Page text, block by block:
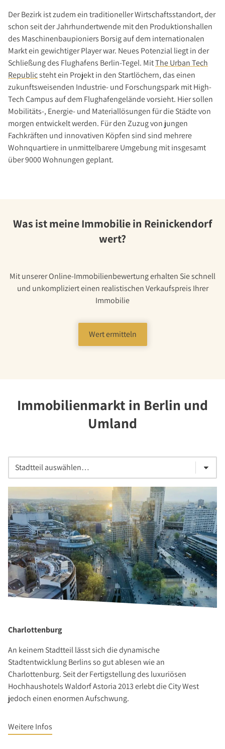
Der Bezirk ist zudem ein traditioneller Wirtschaftsstandort, der
schon seit der Jahrhundertwende mit den Produktionshallen
des Maschinenbaupioniers Borsig auf dem internationalen
Markt ein gewichtiger Player war. Neues Potenzial liegt in der
Schließung des Flughafens Berlin-Tegel. MitThe Urban Tech
Republicsteht ein Projekt in den Startlöchern, das einen
zukunftsweisenden Industrie- und Forschungspark mit High-
Tech Campus auf dem Flughafengelände vorsieht. Hier sollen
Mobilitäts-, Energie- und Materiallösungen für die Städte von
morgen entwickelt werden. Für den Zuzug von jungen
Fachkräften und innovativen Köpfen sind sind mehrere
Wohnquartiere in unmittelbarere Umgebung mit insgesamt
über 9000 Wohnungen geplant.
Was ist meine Immobilie in Reinickendorf
wert?
Mit unserer Online-Immobilienbewertung erhalten Sie schnell
und unkompliziert einen realistischen Verkaufspreis Ihrer
Immobilie
Wert ermitteln
Immobilienmarkt in Berlin und
Umland
Charlottenburg
An keinem Stadtteil lässt sich die dynamische
Stadtentwicklung Berlins so gut ablesen wie an
Charlottenburg. Seit der Fertigstellung des luxuriösen
Hochhaushotels Waldorf Astoria 2013 erlebt die City West
jedoch einen enormen Aufschwung.
Weitere Infos